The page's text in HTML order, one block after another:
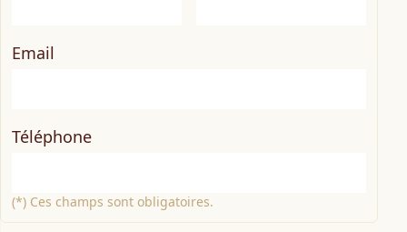
Email
Téléphone
(*) Ces champs sont obligatoires.